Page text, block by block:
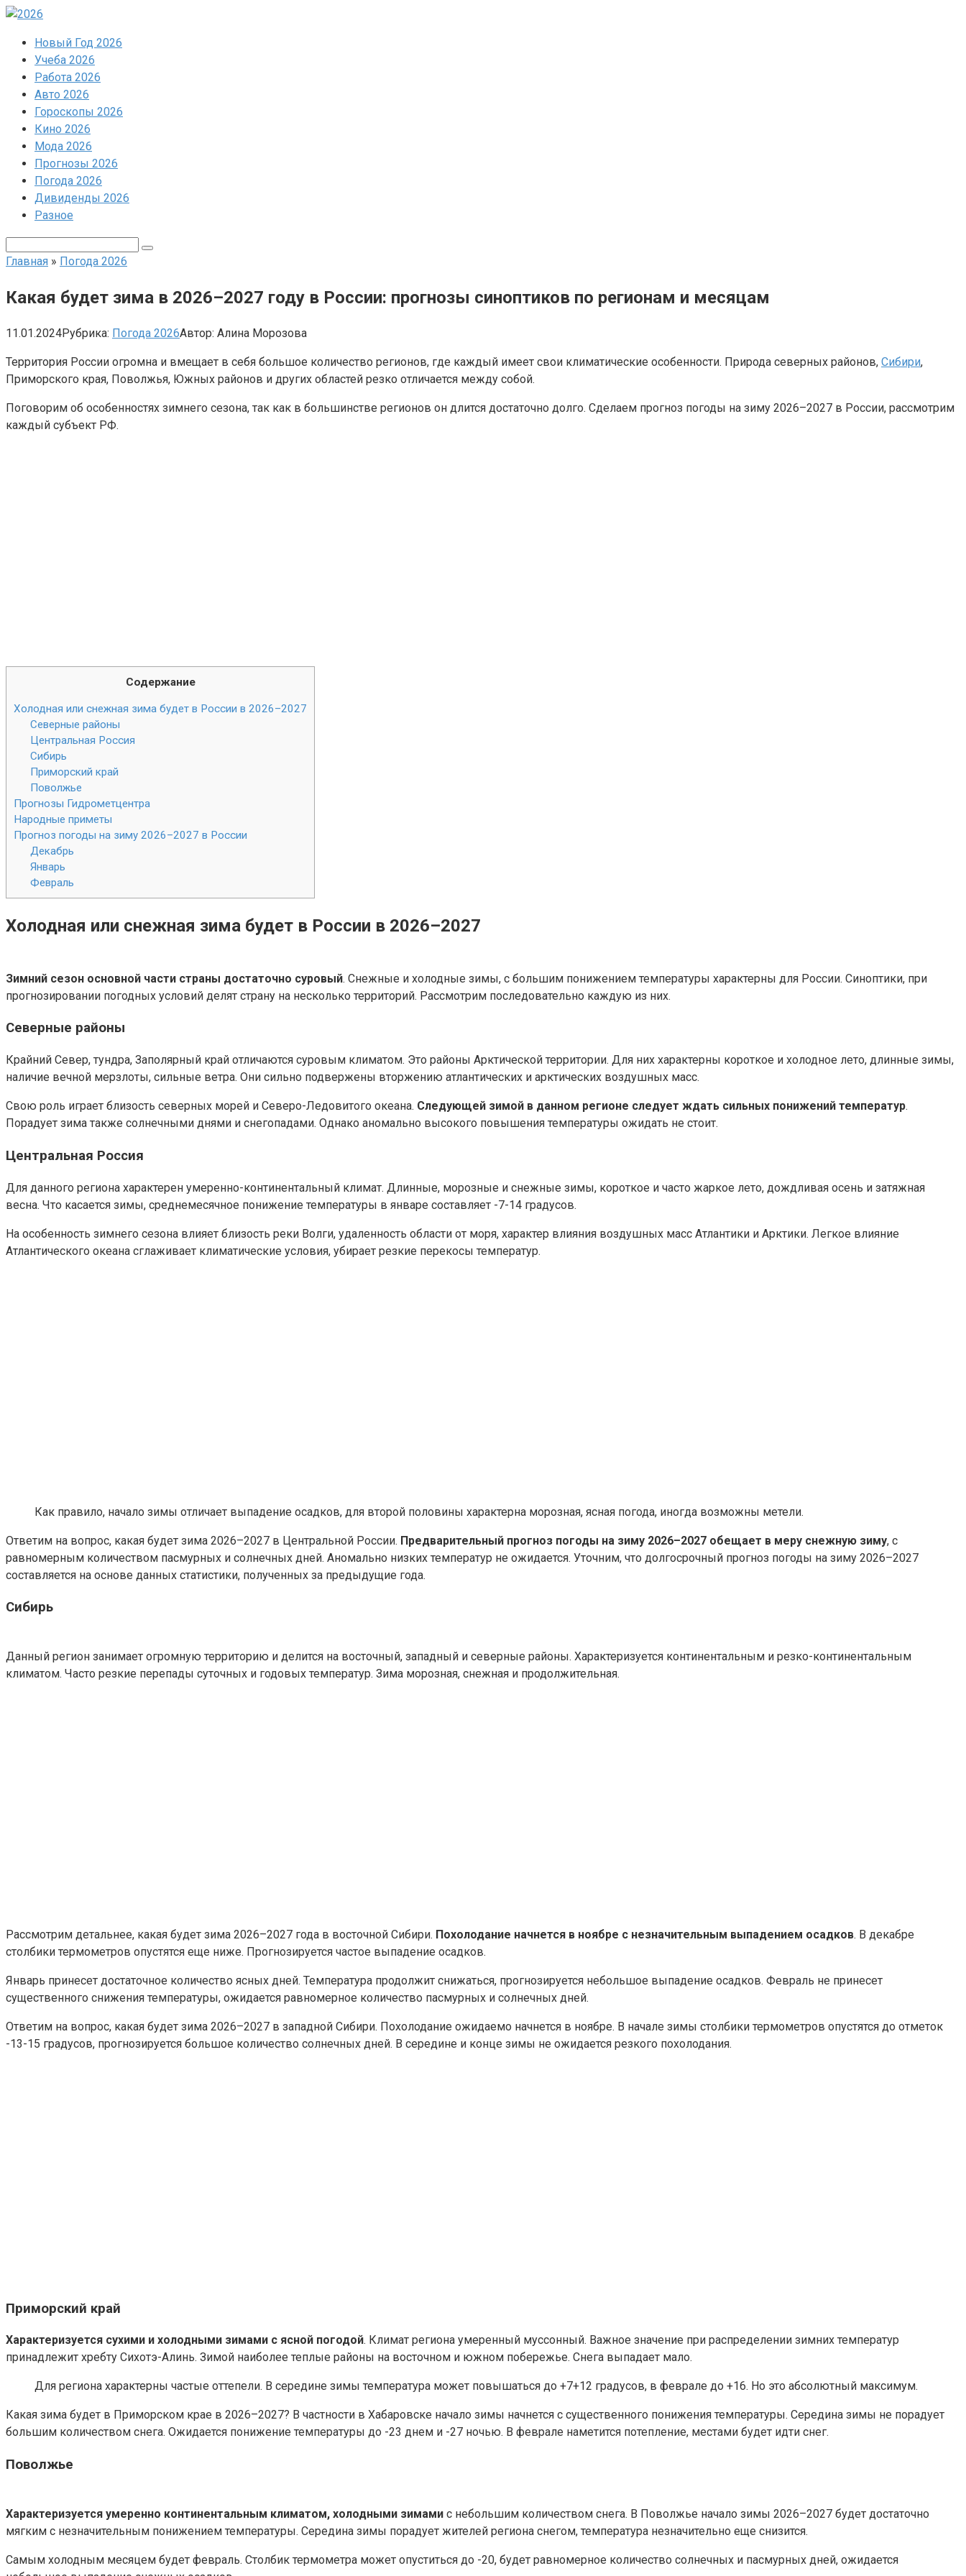
Перейти
контентуНовый Год 2026
Учеба 2026
Работа 2026
Авто 2026
Гороскопы 2026
Кино 2026
Мода 2026
Прогнозы 2026
Погода 2026
Дивиденды 2026
Разное
Главная » Погода 2026
Какая будет зима в 2026–2027 году в России: прогнозы синоптиков по регионам и месяцам
11.01.2024Рубрика: Погода 2026Автор: Алина Морозова
Территория России огромна и вмещает в себя большое количество регионов, где каждый имеет свои климатические особенности. Природа северных районов, Сибири,
Приморского края, Поволжья, Южных районов и других областей резко отличается между собой.
Поговорим об особенностях зимнего сезона, так как в большинстве регионов он длится достаточно долго. Сделаем прогноз погоды на зиму 2026–2027 в России, рассмотрим
каждый субъект РФ.
Содержание
Холодная или снежная зима будет в России в 2026–2027
Северные районы
Центральная Россия
Сибирь
Приморский край
Поволжье
Прогнозы Гидрометцентра
Народные приметы
Прогноз погоды на зиму 2026–2027 в России
Декабрь
Январь
Февраль
Холодная или снежная зима будет в России в 2026–2027
Зимний сезон основной части страны достаточно суровый. Снежные и холодные зимы, с большим понижением температуры характерны для России. Синоптики, при
прогнозировании погодных условий делят страну на несколько территорий. Рассмотрим последовательно каждую из них.
Северные районы
Крайний Север, тундра, Заполярный край отличаются суровым климатом. Это районы Арктической территории. Для них характерны короткое и холодное лето, длинные зимы,
наличие вечной мерзлоты, сильные ветра. Они сильно подвержены вторжению атлантических и арктических воздушных масс.
Свою роль играет близость северных морей и Северо-Ледовитого океана. Следующей зимой в данном регионе следует ждать сильных понижений температур.
Порадует зима также солнечными днями и снегопадами. Однако аномально высокого повышения температуры ожидать не стоит.
Центральная Россия
Для данного региона характерен умеренно-континентальный климат. Длинные, морозные и снежные зимы, короткое и часто жаркое лето, дождливая осень и затяжная
весна. Что касается зимы, среднемесячное понижение температуры в январе составляет -7-14 градусов.
На особенность зимнего сезона влияет близость реки Волги, удаленность области от моря, характер влияния воздушных масс Атлантики и Арктики. Легкое влияние
Атлантического океана сглаживает климатические условия, убирает резкие перекосы температур.
Как правило, начало зимы отличает выпадение осадков, для второй половины характерна морозная, ясная погода, иногда возможны метели.
Ответим на вопрос, какая будет зима 2026–2027 в Центральной России. Предварительный прогноз погоды на зиму 2026–2027 обещает в меру снежную зиму, с
равномерным количеством пасмурных и солнечных дней. Аномально низких температур не ожидается. Уточним, что долгосрочный прогноз погоды на зиму 2026–2027
составляется на основе данных статистики, полученных за предыдущие года.
Сибирь
Данный регион занимает огромную территорию и делится на восточный, западный и северные районы. Характеризуется континентальным и резко-континентальным
климатом. Часто резкие перепады суточных и годовых температур. Зима морозная, снежная и продолжительная.
Рассмотрим детальнее, какая будет зима 2026–2027 года в восточной Сибири. Похолодание начнется в ноябре с незначительным выпадением осадков. В декабре
столбики термометров опустятся еще ниже. Прогнозируется частое выпадение осадков.
Январь принесет достаточное количество ясных дней. Температура продолжит снижаться, прогнозируется небольшое выпадение осадков. Февраль не принесет
существенного снижения температуры, ожидается равномерное количество пасмурных и солнечных дней.
Ответим на вопрос, какая будет зима 2026–2027 в западной Сибири. Похолодание ожидаемо начнется в ноябре. В начале зимы столбики термометров опустятся до отметок
-13-15 градусов, прогнозируется большое количество солнечных дней. В середине и конце зимы не ожидается резкого похолодания.
Приморский край
Характеризуется сухими и холодными зимами с ясной погодой. Климат региона умеренный муссонный. Важное значение при распределении зимних температур
принадлежит хребту Сихотэ-Алинь. Зимой наиболее теплые районы на восточном и южном побережье. Снега выпадает мало.
Для региона характерны частые оттепели. В середине зимы температура может повышаться до +7+12 градусов, в феврале до +16. Но это абсолютный максимум.
Какая зима будет в Приморском крае в 2026–2027? В частности в Хабаровске начало зимы начнется с существенного понижения температуры. Середина зимы не порадует
большим количеством снега. Ожидается понижение температуры до -23 днем и -27 ночью. В феврале наметится потепление, местами будет идти снег.
Поволжье
Характеризуется умеренно континентальным климатом, холодными зимами с небольшим количеством снега. В Поволжье начало зимы 2026–2027 будет достаточно
мягким с незначительным понижением температуры. Середина зимы порадует жителей региона снегом, температура незначительно еще снизится.
Самым холодным месяцем будет февраль. Столбик термометра может опуститься до -20, будет равномерное количество солнечных и пасмурных дней, ожидается